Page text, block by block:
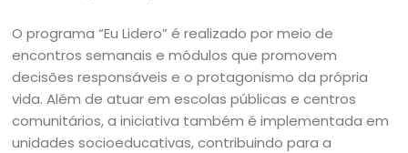
O programa “Eu Lidero” é realizado por meio de
encontros semanais e módulos que promovem
decisões responsáveis e o protagonismo da própria
vida. Além de atuar em escolas públicas e centros
comunitários, a iniciativa também é implementada em
unidades socioeducativas, contribuindo para a